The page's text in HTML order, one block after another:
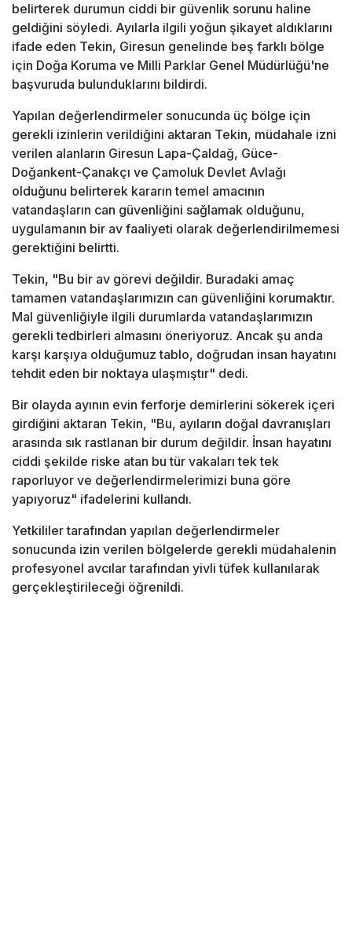
belirterek durumun ciddi bir güvenlik sorunu haline
geldiğini söyledi. Ayılarla ilgili yoğun şikayet aldıklarını
ifade eden Tekin, Giresun genelinde beş farklı bölge
için Doğa Koruma ve Milli Parklar Genel Müdürlüğü'ne
başvuruda bulunduklarını bildirdi.
Yapılan değerlendirmeler sonucunda üç bölge için
gerekli izinlerin verildiğini aktaran Tekin, müdahale izni
verilen alanların Giresun Lapa-Çaldağ, Güce-
Doğankent-Çanakçı ve Çamoluk Devlet Avlağı
olduğunu belirterek kararın temel amacının
vatandaşların can güvenliğini sağlamak olduğunu,
uygulamanın bir av faaliyeti olarak değerlendirilmemesi
gerektiğini belirtti.
Tekin, "Bu bir av görevi değildir. Buradaki amaç
tamamen vatandaşlarımızın can güvenliğini korumaktır.
Mal güvenliğiyle ilgili durumlarda vatandaşlarımızın
gerekli tedbirleri almasını öneriyoruz. Ancak şu anda
karşı karşıya olduğumuz tablo, doğrudan insan hayatını
tehdit eden bir noktaya ulaşmıştır" dedi.
Bir olayda ayının evin ferforje demirlerini sökerek içeri
girdiğini aktaran Tekin, "Bu, ayıların doğal davranışları
arasında sık rastlanan bir durum değildir. İnsan hayatını
ciddi şekilde riske atan bu tür vakaları tek tek
raporluyor ve değerlendirmelerimizi buna göre
yapıyoruz" ifadelerini kullandı.
Yetkililer tarafından yapılan değerlendirmeler
sonucunda izin verilen bölgelerde gerekli müdahalenin
profesyonel avcılar tarafından yivli tüfek kullanılarak
gerçekleştirileceği öğrenildi.